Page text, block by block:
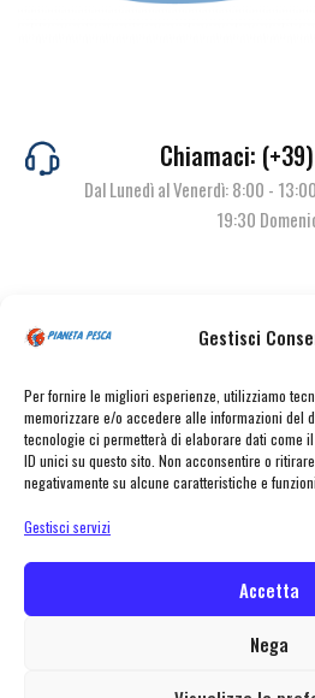
Gestisci
Per fornire le migliori esperienze, utilizziamo
memorizzare e/o accedere alle informazioni del
tecnologie ci permetterà di elaborare dati come
ID unici su questo sito. Non acconsentire o
negativamente su alcune caratteristiche e funzioni.
Gestisci servizi
Accetta
Nega
Chiamaci:
Dal Lunedì al Venerdì: 8:00 -
19:30
02141860367 | Tel. 059 341278